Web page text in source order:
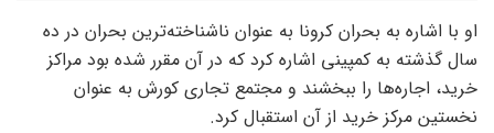
او با اشاره به بحران کرونا به عنوان ناشناخته‌ترین بحران در ده
سال گذشته به کمپینی اشاره کرد که در آن مقرر شده بود مراکز
خرید، اجاره‌ها را ببخشند و مجتمع تجاری کورش به عنوان
نخستین مرکز خرید از آن استقبال کرد.